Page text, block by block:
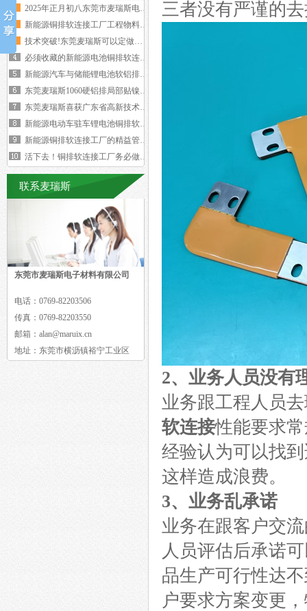
三者没有严谨的
2、业务人员没有
业务跟工程人员
软连接性能要求
经验认为可以找
这样造成浪费。
3、 业务乱承诺
业务在跟客户交
人员评估后承诺
品生产可行性达
户要求方案变更
2025年正月初八东莞市麦瑞斯电子材
新能源铜排软连接工厂工程物料变更浪费
技术突破!东莞麦瑞斯可以定做电力设备
必须收藏的新能源电池铜排软连接工艺流
新能源汽车与储能锂电池软铝排加工技术
东莞麦瑞斯1060硬铝排局部贴镍片工
东莞麦瑞斯喜获广东省高新技术企业证书
新能源电动车驻车锂电池铜排软连接技术
新能源铜排软连接工厂的精益管理核心的
活下去！铜排软连接工厂务必做好两个大
联系麦瑞斯
东莞市麦瑞斯电子材料有限公司
电话： 0769-82203506
传真： 0769-82203550
邮箱： alan@maruix.cn
地址： 东莞市横沥镇裕宁工业区